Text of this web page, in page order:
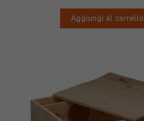
Aggiungi al carrello